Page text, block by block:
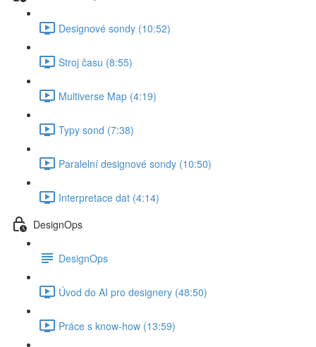
Designové sondy (10:52)
Stroj času (8:55)
Multiverse Map (4:19)
Typy sond (7:38)
Paralelní designové sondy (10:50)
Interpretace dat (4:14)
DesignOps
DesignOps
Úvod do AI pro designery (48:50)
Práce s know-how (13:59)